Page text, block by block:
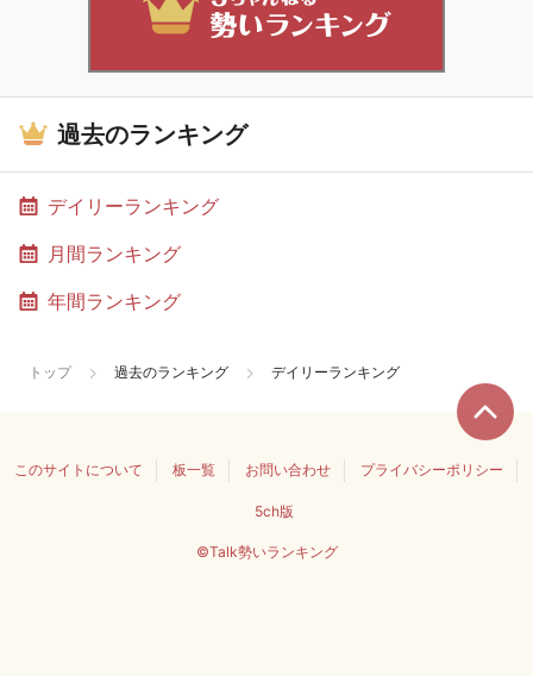
過去のランキング
デイリーランキング
月間ランキング
年間ランキング
トップ 過去のランキング デイリーランキング
このサイトについて 板一覧 お問い合わせ プライバシーポリシー
5ch版
©Talk勢いランキング